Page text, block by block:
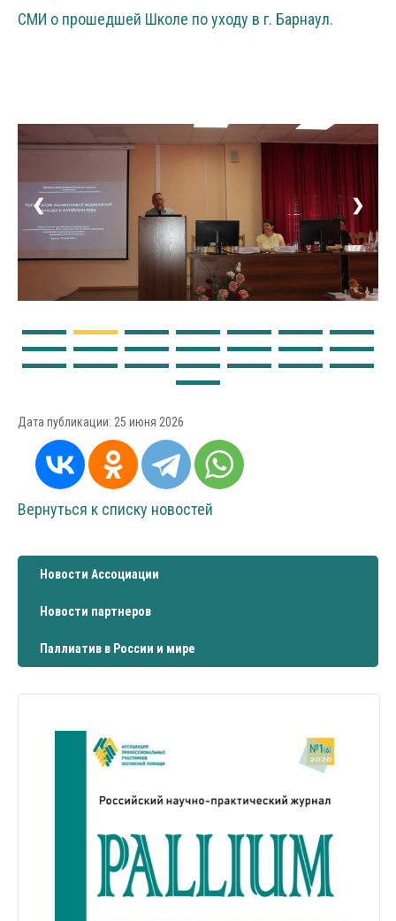
СМИ о прошедшей Школе по уходу в г. Барнаул.
❮ ❯
Дата публикации: 25 июня 2026
Вернуться к списку новостей
Новости Ассоциации
Новости партнеров
Паллиатив в России и мире